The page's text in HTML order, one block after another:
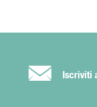
É Iscriviti